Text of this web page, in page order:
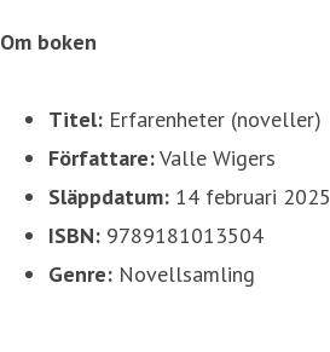
Om boken
Titel: Erfarenheter (noveller)
Författare:Valle Wigers
Släppdatum: 14 februari 2025
ISBN: 9789181013504
Genre: Novellsamling